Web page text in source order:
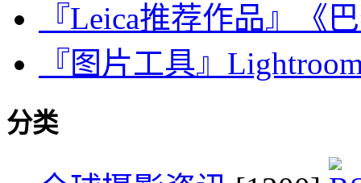
『Leica推荐作品』《
『图片工具』
分类